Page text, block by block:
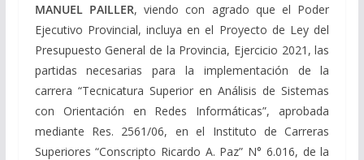
MANUEL PAILLER, viendo con agrado que el Poder
Ejecutivo Provincial, incluya en el Proyecto de Ley del
Presupuesto General de la Provincia, Ejercicio 2021, las
partidas necesarias para la implementación de la
carrera “Tecnicatura Superior en Análisis de Sistemas
con Orientación en Redes Informáticas”, aprobada
mediante Res. 2561/06, en el Instituto de Carreras
Superiores “Conscripto Ricardo A. Paz” N° 6.016, de la